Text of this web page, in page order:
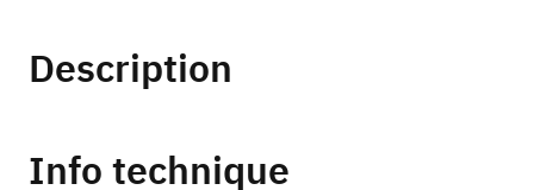
Description
Info technique